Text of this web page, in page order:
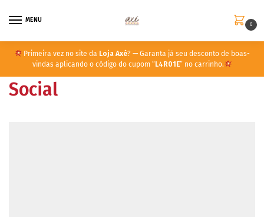
MENU
0
Primeira vez no site da Loja Axé? — Garanta já seu desconto de boas-
vindas aplicando o código do cupom “ L4R01E” no carrinho.
Social